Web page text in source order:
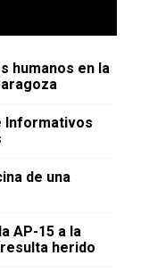
humanos en la
Informativos
de una
AP-15 a la
herido